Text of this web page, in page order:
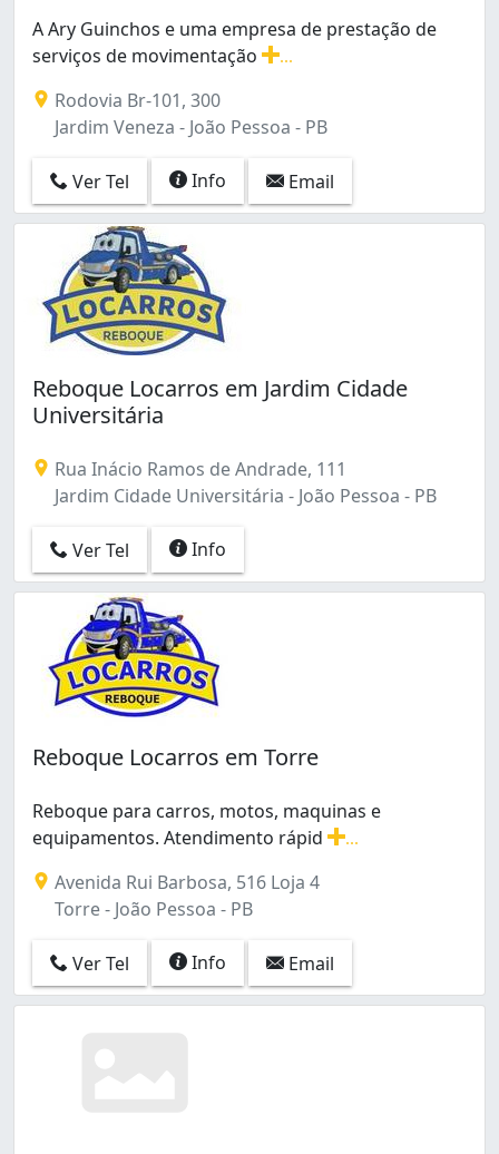
A Ary Guinchos e uma empresa de prestação de
serviços de movimentação
Rodovia Br-101, 300
Jardim Veneza - João Pessoa - PB
Ver Tel Info Email
Reboque Locarros em Jardim Cidade
Universitária
Rua Inácio Ramos de Andrade, 111
Jardim Cidade Universitária - João Pessoa - PB
Ver Tel Info
Reboque Locarros em Torre
Reboque para carros, motos, maquinas e
equipamentos. Atendimento rápid
Avenida Rui Barbosa, 516 Loja 4
Torre - João Pessoa - PB
Ver Tel Info Email